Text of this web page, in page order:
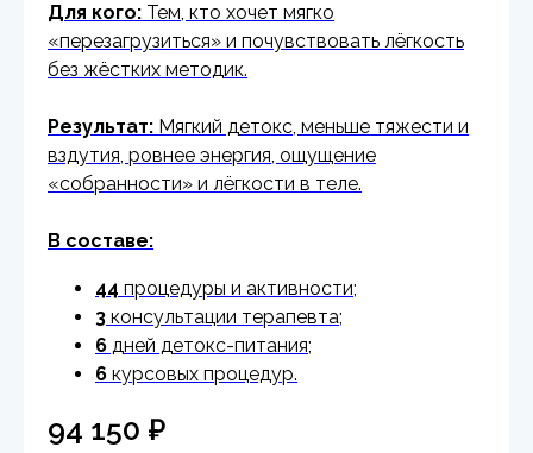
Для кого: Тем, кто хочет мягко
«перезагрузиться» и почувствовать лёгкость
без жёстких методик.
Результат: Мягкий детокс, меньше тяжести и
вздутия, ровнее энергия, ощущение
«собранности» и лёгкости в теле.
В составе:
44 процедуры и активности;
3 консультации терапевта;
6 дней детокс-питания;
6 курсовых процедур.
94 150 ₽